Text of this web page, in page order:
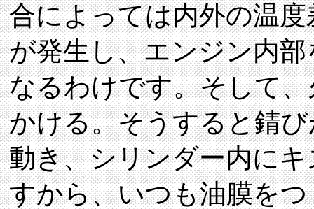
合によっては内外の温
が発生し、エンジン内
なるわけです。そして
かける。そうすると錆
動き、シリンダー内に
すから、いつも油膜を